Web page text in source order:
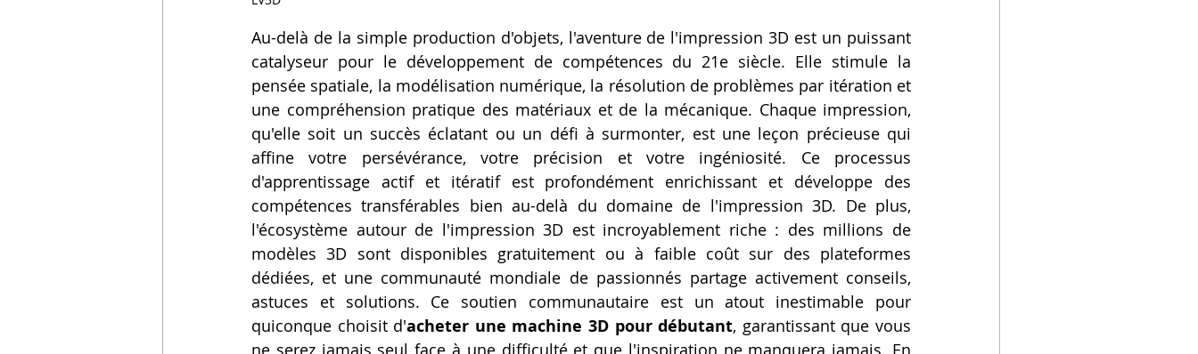
Au-delà de la simple production d'objets, l'aventure de l'impression 3D est un puissant
catalyseur pour le développement de compétences du 21e siècle. Elle stimule la
pensée spatiale, la modélisation numérique, la résolution de problèmes par itération et
une compréhension pratique des matériaux et de la mécanique. Chaque impression,
qu'elle soit un succès éclatant ou un défi à surmonter, est une leçon précieuse qui
affine votre persévérance, votre précision et votre ingéniosité. Ce processus
d'apprentissage actif et itératif est profondément enrichissant et développe des
compétences transférables bien au-delà du domaine de l'impression 3D. De plus,
l'écosystème autour de l'impression 3D est incroyablement riche : des millions de
modèles 3D sont disponibles gratuitement ou à faible coût sur des plateformes
dédiées, et une communauté mondiale de passionnés partage activement conseils,
astuces et solutions. Ce soutien communautaire est un atout inestimable pour
quiconque choisit d'acheter une machine 3D pour débutant, garantissant que vous